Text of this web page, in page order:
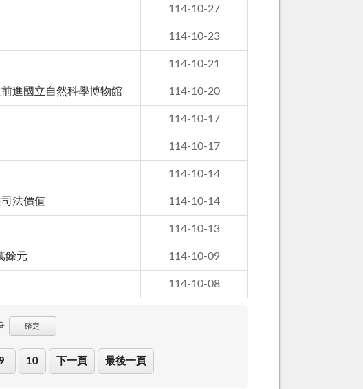
114-10-27
114-10-23
114-10-21
進國立自然科學博物館 114-10-20
114-10-17
114-10-17
114-10-14
法價值 114-10-14
114-10-13
餘元 114-10-09
114-10-08
確定
10 下一頁 最後一頁